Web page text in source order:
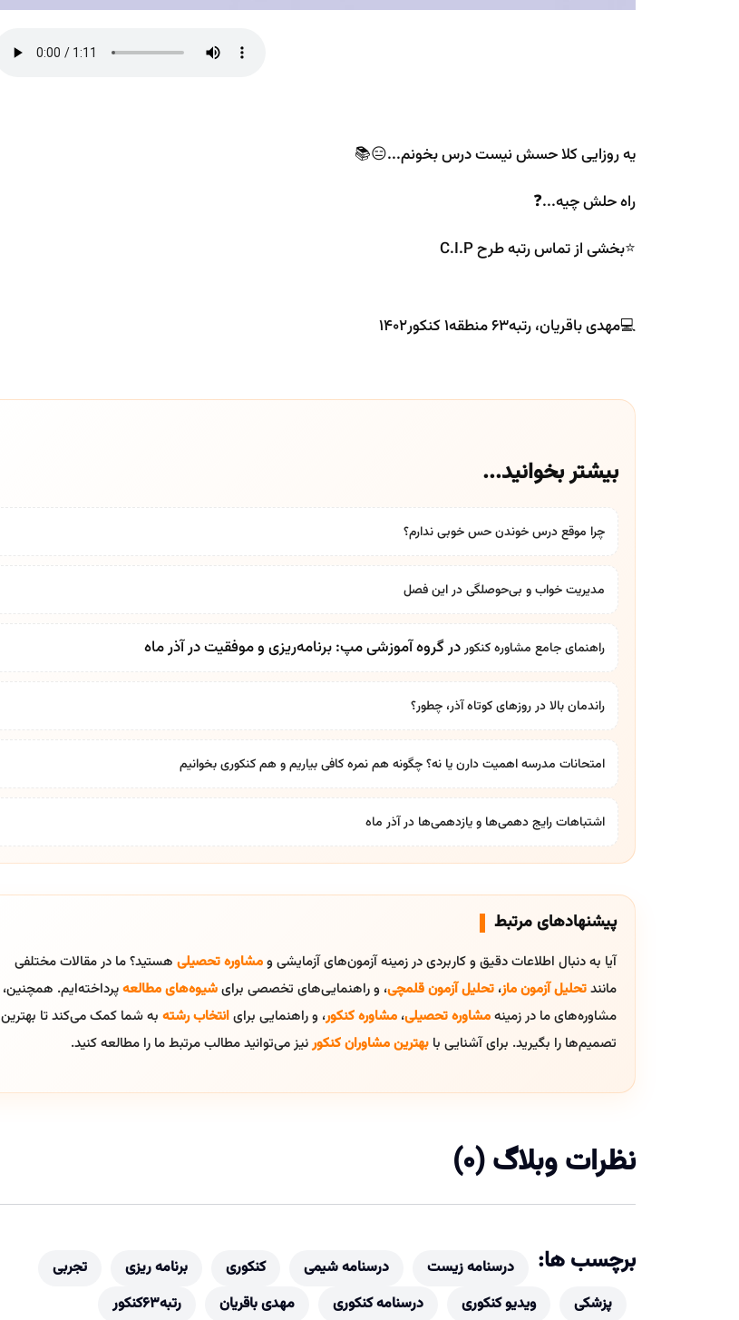
یه روزایی کلا حسش نیست درس بخونم...😑📚
راه حلش چیه...❓
⭐️بخشی از تماس‌ رتبه‌ طرح C.I.P
💻مهدی باقریان، رتبه۶۳ منطقه۱ کنکور۱۴۰۲
بیشتر بخوانید...
چرا موقع درس خوندن حس خوبی ندارم؟
مدیریت خواب و بی‌حوصلگی در این فصل
راهنمای جامع مشاوره کنکوردر گروه آموزشی مپ: برنامه‌ریزی و موفقیت در آذر ماه
راندمان بالا در روزهای کوتاه آذر، چطور؟
امتحانات مدرسه اهمیت دارن یا نه؟ چگونه هم نمره کافی بیاریم و هم کنکوری بخوانیم
اشتباهات رایج دهمی‌ها و یازدهمی‌ها در آذر ماه
پیشنهادهای مرتبط
آیا به دنبال اطلاعات دقیق و کاربردی در زمینه آزمون‌های آزمایشی ومشاوره تحصیلی هستید؟ ما در مقالات مختلفی
مانندتحلیل آزمون ماز، تحلیل آزمون قلمچی، و راهنمایی‌های تخصصی برایشیوه‌های مطالعهپرداخته‌ایم. همچنین،
مشاوره‌های ما در زمینهمشاوره تحصیلی، مشاوره کنکور، و راهنمایی برایانتخاب رشته به شما کمک می‌کند تا بهترین
تصمیم‌ها را بگیرید. برای آشنایی با بهترین مشاوران کنکورنیز می‌توانید مطالب مرتبط ما را مطالعه کنید.
نظرات وبلاگ (0)
برچسب ها: درسنامه زیست درسنامه شیمی کنکوری برنامه ریزی
تجربی
پزشکی
ویدیو کنکوری درسنامه کنکوری مهدی باقریان رتبه63کنکور